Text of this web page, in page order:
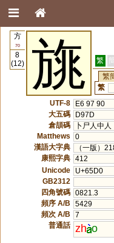
方
70
8
(12)
旐 繁 簡
繁
繁
UTF-8
E6 97 90
大五碼
D97D
倉頡碼
卜尸人中人
Matthews
0
漢語大字典
（一版）
康熙字典 412
Unicode
U+65D0
GB2312
四角號碼 0821.3
頻序 A/B
5429
頻次 A/B
7
普通話 zh o